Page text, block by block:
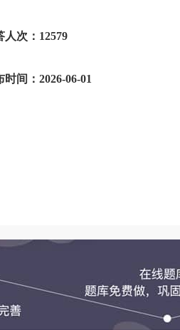
人次：12579
时间：2026-06-01